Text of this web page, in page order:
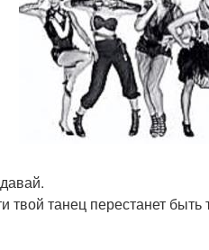
твой танец перестанет